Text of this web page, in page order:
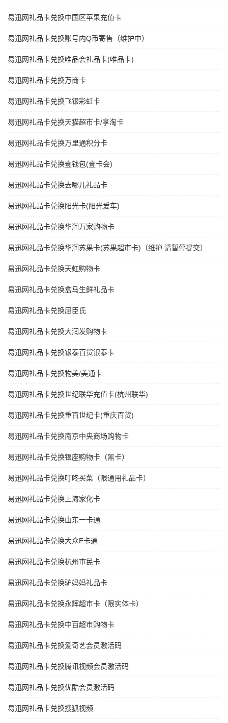
易迅网礼品卡兑换中国区苹果充值卡
易迅网礼品卡兑换账号内Q币寄售（维护中）
易迅网礼品卡兑换唯品会礼品卡(唯品卡)
易迅网礼品卡兑换万商卡
易迅网礼品卡兑换飞银彩虹卡
易迅网礼品卡兑换天猫超市卡/享淘卡
易迅网礼品卡兑换万里通积分卡
易迅网礼品卡兑换壹钱包(壹卡会)
易迅网礼品卡兑换去哪儿礼品卡
易迅网礼品卡兑换阳光卡(阳光爱车)
易迅网礼品卡兑换华润万家购物卡
易迅网礼品卡兑换华润苏果卡(苏果超市卡)（维护 请暂停提交）
易迅网礼品卡兑换天虹购物卡
易迅网礼品卡兑换盒马生鲜礼品卡
易迅网礼品卡兑换屈臣氏
易迅网礼品卡兑换大润发购物卡
易迅网礼品卡兑换银泰百货银泰卡
易迅网礼品卡兑换物美/美通卡
易迅网礼品卡兑换世纪联华充值卡(杭州联华)
易迅网礼品卡兑换重百世纪卡(重庆百货)
易迅网礼品卡兑换南京中央商场购物卡
易迅网礼品卡兑换银座购物卡（黑卡）
易迅网礼品卡兑换叮咚买菜（限通用礼品卡）
易迅网礼品卡兑换上海家化卡
易迅网礼品卡兑换山东一卡通
易迅网礼品卡兑换大众E卡通
易迅网礼品卡兑换杭州市民卡
易迅网礼品卡兑换驴妈妈礼品卡
易迅网礼品卡兑换永辉超市卡（限实体卡）
易迅网礼品卡兑换中百超市购物卡
易迅网礼品卡兑换爱奇艺会员激活码
易迅网礼品卡兑换腾讯视频会员激活码
易迅网礼品卡兑换优酷会员激活码
易迅网礼品卡兑换搜狐视频